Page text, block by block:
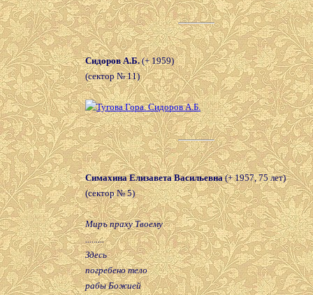
Сидоров А.Б.(+ 1959)
(сектор № 11)
Симахина Елизавета Васильевна(+ 1957, 75 лет)
(сектор № 5)
Миръ праху Твоему
.........
Здесь
погребено тело
рабы Божией